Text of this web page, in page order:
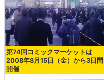
第74回コミックマーケットは
2008年8月15日（金）から3日間
開催